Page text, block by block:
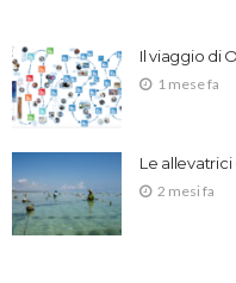
Il viaggio di
1 mese fa
Le
2 mesi fa